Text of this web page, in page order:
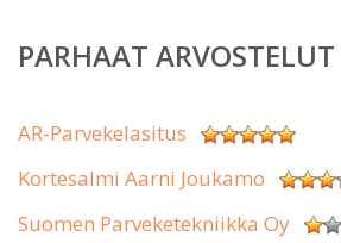
PARHAAT ARVOSTELUT
AR-Parvekelasitus
Kortesalmi Aarni Joukamo
Suomen Parveketekniikka Oy